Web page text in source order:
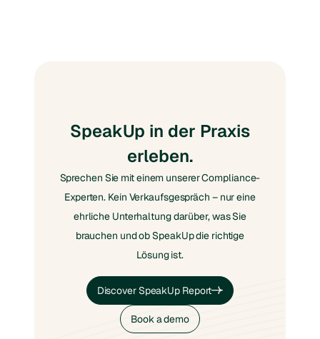
SpeakUp in der Praxis
erleben.
Sprechen Sie mit einem unserer Compliance-
Experten. Kein Verkaufsgespräch – nur eine
ehrliche Unterhaltung darüber, was Sie
brauchen und ob SpeakUp die richtige
Lösung ist.
Discover SpeakUp Report
Discover SpeakUp Report
Book a demo
Book a demo